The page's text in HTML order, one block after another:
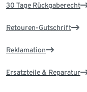
30 Tage Rückgaberecht
Retouren-Gutschrift
Reklamation
Ersatzteile & Reparatur